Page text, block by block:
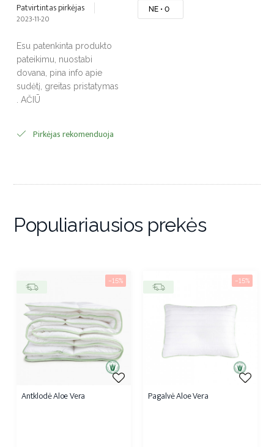
Patvirtintas pirkėjas
2023-11-20
Esu patenkinta produkto
pateikimu, nuostabi
dovana, pina info apie
sudėtį, greitas pristatymas
. AČIŪ
Pirkėjas rekomenduoja
NE • 0
Populiariausios prekės
Antklodė Aloe Vera
−15%
Pagalvė Aloe Vera
−15%